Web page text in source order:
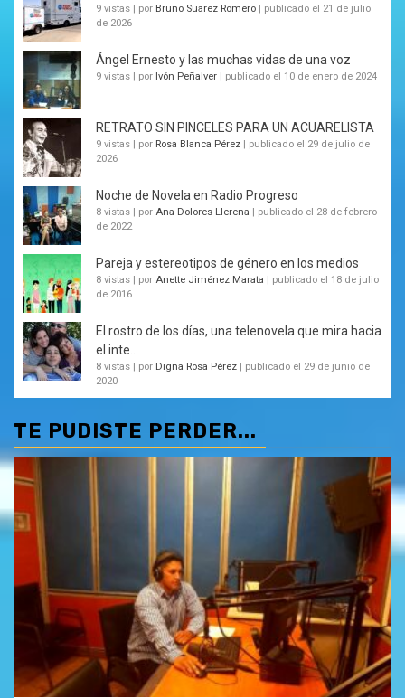
9 vistas | por Bruno Suarez Romero | publicado el 21 de julio
de 2026
Ángel Ernesto y las muchas vidas de una voz
9 vistas | por Ivón Peñalver | publicado el 10 de enero de 2024
RETRATO SIN PINCELES PARA UN ACUARELISTA
9 vistas | por Rosa Blanca Pérez | publicado el 29 de julio de
2026
Noche de Novela en Radio Progreso
8 vistas | por Ana Dolores Llerena | publicado el 28 de febrero
de 2022
Pareja y estereotipos de género en los medios
8 vistas | por Anette Jiménez Marata | publicado el 18 de julio
de 2016
El rostro de los días, una telenovela que mira hacia
el inte...
8 vistas | por Digna Rosa Pérez | publicado el 29 de junio de
2020
TE PUDISTE PERDER...